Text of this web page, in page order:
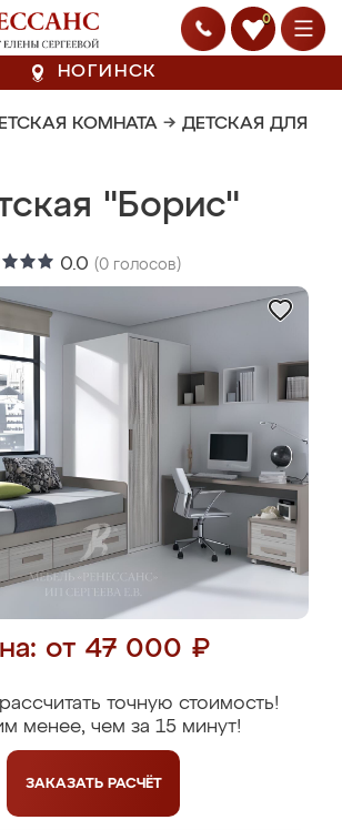
0
НОГИНСК
КОМНАТА → ДЕТСКАЯ ДЛЯ
"Борис"
0.0 (0 голосов)
от 47 000 ₽
точную стоимость!
менее, чем за 15 минут!
ЗАКАЗАТЬ РАСЧЁТ